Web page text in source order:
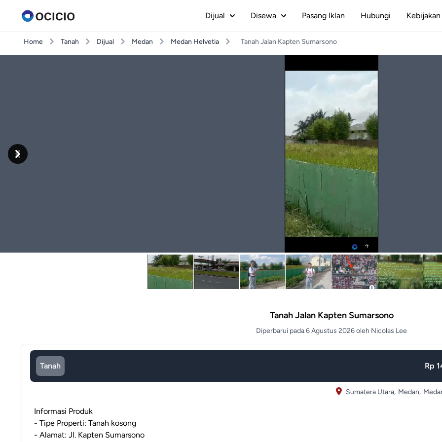
Dijual Disewa Pasang Iklan Hubungi
Home Tanah Dijual Medan Medan Helvetia Tanah Jalan Kapten Sumarsono
Previous
Next
Tanah Jalan Kapten Sumarsono
Diperbarui pada 6 Agustus 2026 oleh Nicolas Lee
Tanah Rp
Sumatera Utara, Medan,
Informasi Produk
- Tipe Properti: Tanah kosong
- Alamat: Jl. Kapten Sumarsono